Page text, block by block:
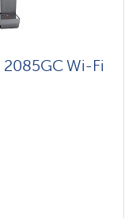
Wi-Fi